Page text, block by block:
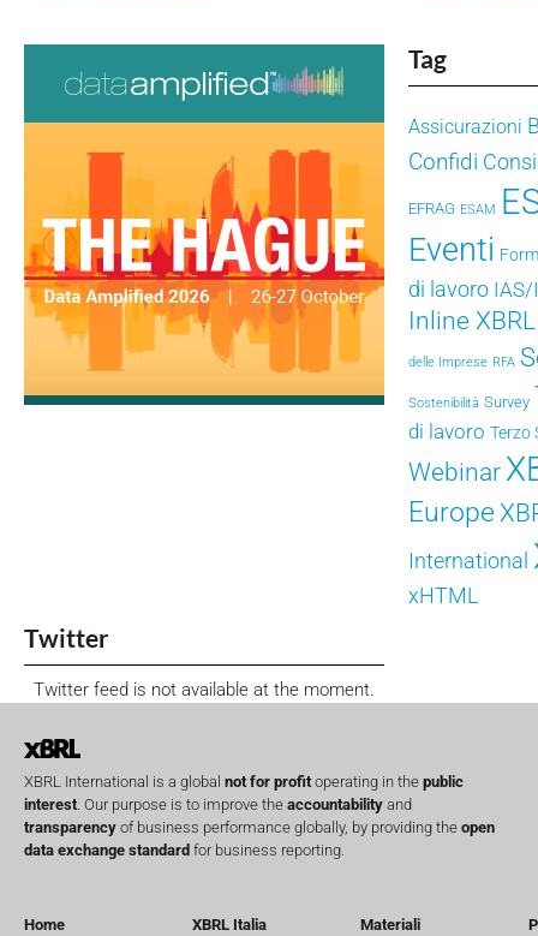
Tag
Assicurazioni
Confidi
EFRAG ESAM
Eventi
di lavoro IAS/
Inline XBRL
delle Imprese RFA
Sostenibilità Survey
di lavoro Terzo
Webinar
Europe
International
xHTML
Twitter
Twitter feed is not available at the moment.
XBRL International is a global not for profitoperating in the public
interest. Our purpose is to improve the accountability and
transparency of business performance globally, by providing the open
data exchange standard for business reporting.
Home
XBRL Italia
Materiali